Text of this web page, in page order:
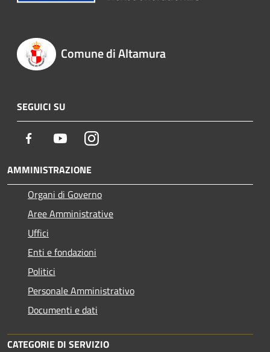
Comune di Altamura
SEGUICI SU
Facebook YoutubeInstagram
AMMINISTRAZIONE
Organi di Governo
Aree Amministrative
Uffici
Enti e fondazioni
Politici
Personale Amministrativo
Documenti e dati
CATEGORIE DI SERVIZIO